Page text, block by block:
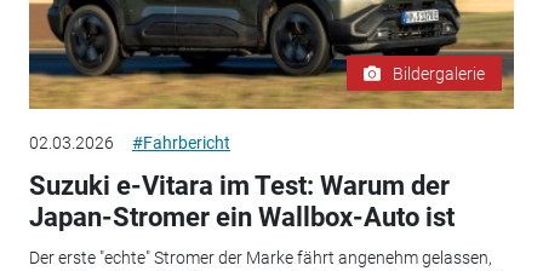
Bildergalerie
02.03.2026 #Fahrbericht
Suzuki e-Vitara im Test: Warum der
Japan-Stromer ein Wallbox-Auto ist
Der erste "echte" Stromer der Marke fährt angenehm gelassen,